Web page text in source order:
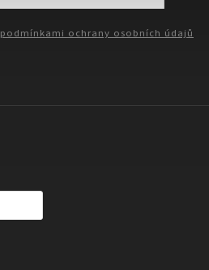
podmínkami ochrany osobních údajů